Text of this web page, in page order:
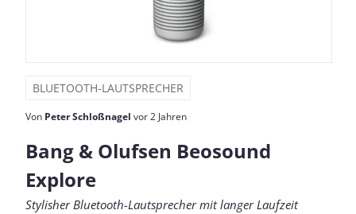
BLUETOOTH-LAUTSPRECHER
Von Peter Schloßnagel vor 2 Jahren
Bang & Olufsen Beosound
Explore
Stylisher Bluetooth-Lautsprecher mit langer Laufzeit